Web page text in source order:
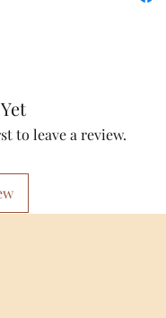
°
to leave a review.